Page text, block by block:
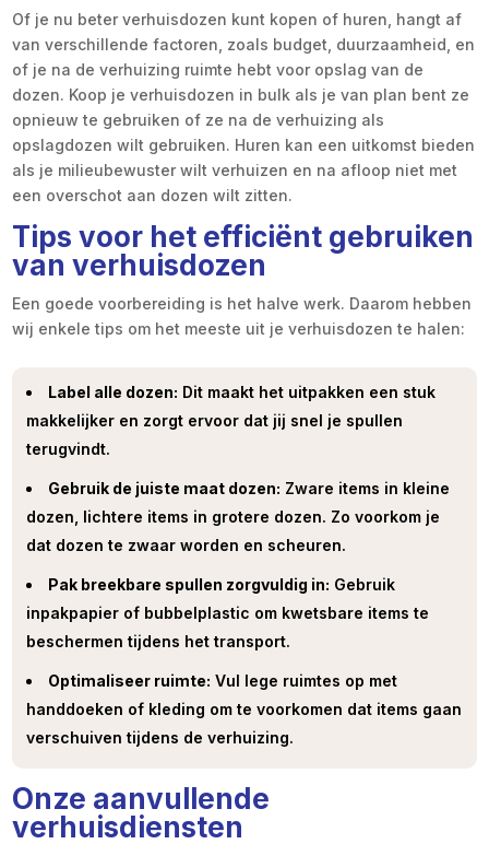
Of je nu beter verhuisdozen kunt kopen of huren, hangt af
van verschillende factoren, zoals budget, duurzaamheid, en
of je na de verhuizing ruimte hebt voor opslag van de
dozen. Koop je verhuisdozen in bulk als je van plan bent ze
opnieuw te gebruiken of ze na de verhuizing als
opslagdozen wilt gebruiken. Huren kan een uitkomst bieden
als je milieubewuster wilt verhuizen en na afloop niet met
een overschot aan dozen wilt zitten.
Tips voor het efficiënt gebruiken
van verhuisdozen
Een goede voorbereiding is het halve werk. Daarom hebben
wij enkele tips om het meeste uit je verhuisdozen te halen:
Label alle dozen: Dit maakt het uitpakken een stuk
makkelijker en zorgt ervoor dat jij snel je spullen
terugvindt.
Gebruik de juiste maat dozen: Zware items in kleine
dozen, lichtere items in grotere dozen. Zo voorkom je
dat dozen te zwaar worden en scheuren.
Pak breekbare spullen zorgvuldig in: Gebruik
inpakpapier of bubbelplastic om kwetsbare items te
beschermen tijdens het transport.
Optimaliseer ruimte: Vul lege ruimtes op met
handdoeken of kleding om te voorkomen dat items gaan
verschuiven tijdens de verhuizing.
Onze aanvullende
verhuisdiensten